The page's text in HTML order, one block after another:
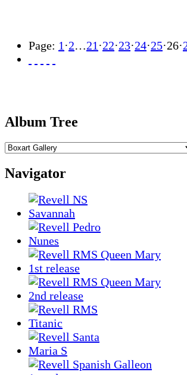
Page: 1 ·2…21 ·22·23·24·25·26·
Album Tree
Navigator